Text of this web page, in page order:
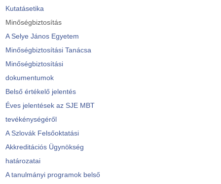
Kutatásetika
Minőségbiztosítás
A Selye János Egyetem
Minőségbiztosítási Tanácsa
Minőségbiztosítási
dokumentumok
Belső értékelő jelentés
Éves jelentések az SJE MBT
tevékénységéről
A Szlovák Felsőoktatási
Akkreditációs Ügynökség
határozatai
A tanulmányi programok belső